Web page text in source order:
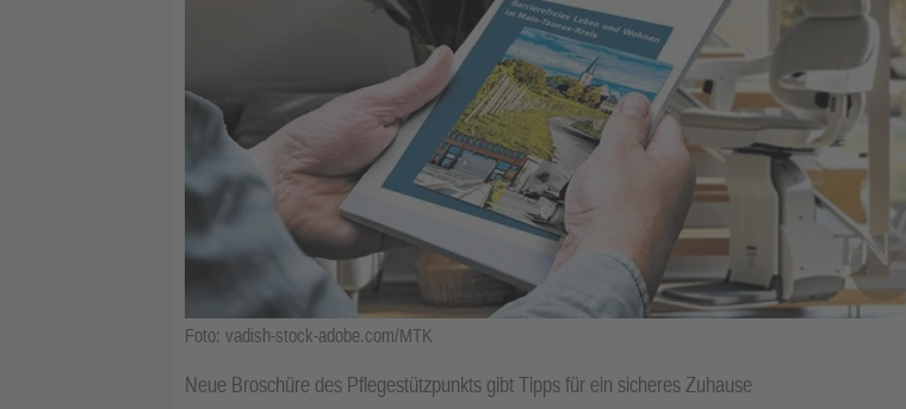
Foto: vadish-stock-adobe.com/MTK
Neue Broschüre des Pflegestützpunkts gibt Tipps für ein sicheres Zuhause